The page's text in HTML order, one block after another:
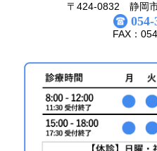
〒424-0832 静岡
054-
FAX：